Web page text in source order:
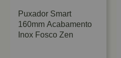
Puxador Smart
160mm Acabamento
Inox Fosco Zen